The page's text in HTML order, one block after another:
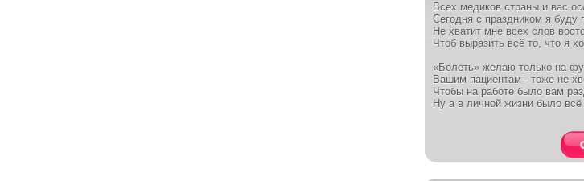
Всех медиков страны и вас
Сегодня с праздником я буду
Не хватит мне всех слов
Чтоб выразить всё то, что я
«Болеть» желаю только на
Вашим пациентам - тоже не
Чтобы на работе было вам
Ну а в личной жизни было всё